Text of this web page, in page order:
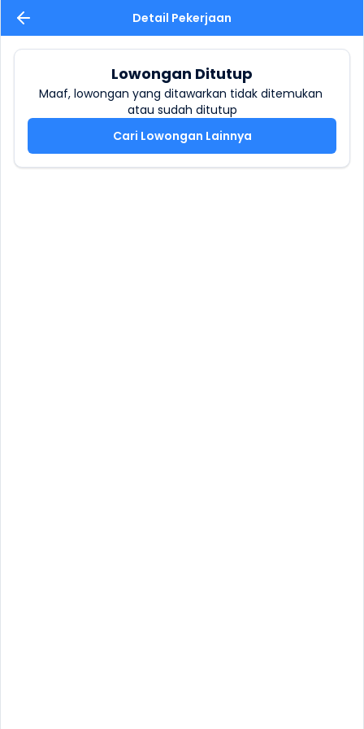
Detail Pekerjaan
Lowongan Ditutup
Maaf, lowongan yang ditawarkan tidak ditemukan
atau sudah ditutup
Cari Lowongan Lainnya